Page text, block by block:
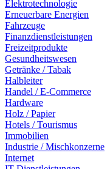
Elektrotechnologie
Erneuerbare Energien
Fahrzeuge
Finanzdienstleistungen
Freizeitprodukte
Gesundheitswesen
Getränke / Tabak
Halbleiter
Handel / E-Commerce
Hardware
Holz / Papier
Hotels / Tourismus
Immobilien
Industrie / Mischkonzerne
Internet